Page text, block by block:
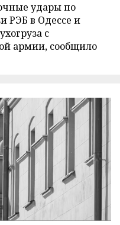
удары по
РЭБ в Одессе и
с
армии, сообщило